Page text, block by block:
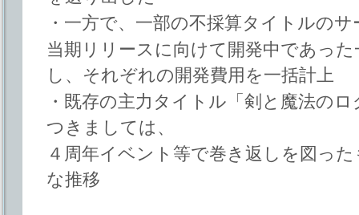
・一方で、一部の不採算タイトルの
当期リリースに向けて開発中であっ
し、それぞれの開発費用を一括計上
・既存の主力タイトル「剣と魔法の
つきましては、
４周年イベント等で巻き返しを図っ
な推移